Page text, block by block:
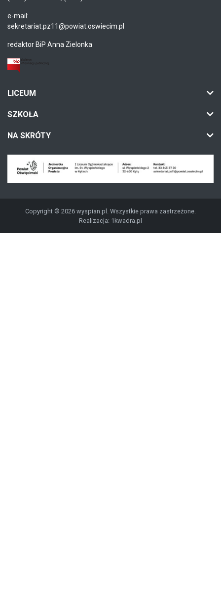
e-mail:
sekretariat.pz11@powiat.oswiecim.pl
redaktor BiP Anna Zielonka
LICEUM
SZKOŁA
NA SKRÓTY
Copyright © 2026 wyspian.pl. Wszystkie prawa zastrzeżone.
Realizacja: 1kwadra.pl